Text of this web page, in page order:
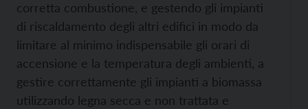
corretta combustione, e gestendo gli impianti
di riscaldamento degli altri edifici in modo da
limitare al minimo indispensabile gli orari di
accensione e la temperatura degli ambienti, a
gestire correttamente gli impianti a biomassa
utilizzando legna secca e non trattata e